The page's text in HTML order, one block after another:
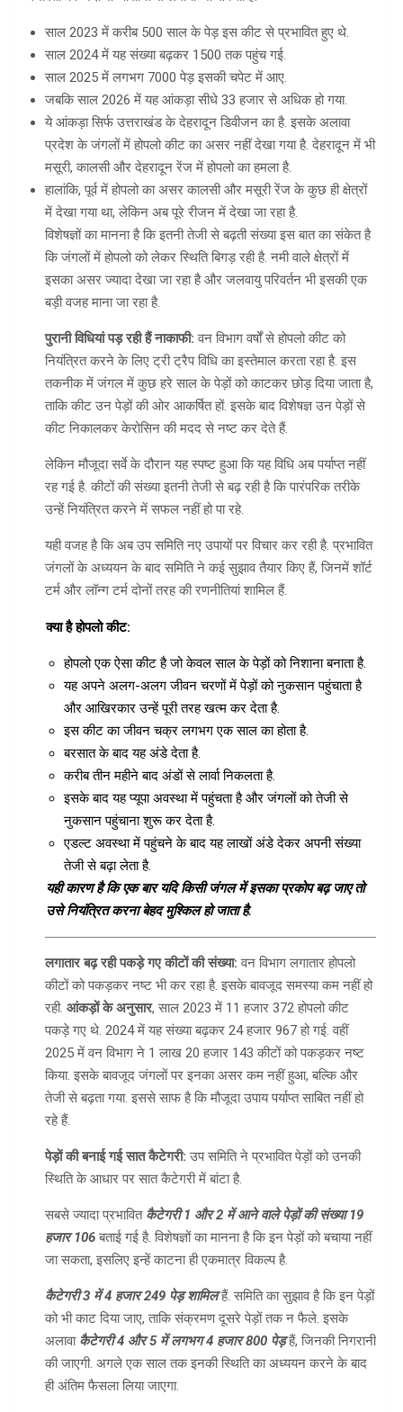
साल 2023 में करीब 500 साल के पेड़ इस कीट से प्रभावित हुए थे.
साल 2024 में यह संख्या बढ़कर 1500 तक पहुंच गई.
साल 2025 में लगभग 7000 पेड़ इसकी चपेट में आए.
जबकि साल 2026 में यह आंकड़ा सीधे 33 हजार से अधिक हो गया.
ये आंकड़ा सिर्फ उत्तराखंड के देहरादून डिवीजन का है. इसके अलावा
प्रदेश के जंगलों में होपलो कीट का असर नहीं देखा गया है. देहरादून में भी
मसूरी, कालसी और देहरादून रेंज में होपलो का हमला है.
हालांकि, पूर्व में होपलो का असर कालसी और मसूरी रेंज के कुछ ही क्षेत्रों
में देखा गया था, लेकिन अब पूरे रीजन में देखा जा रहा है.
विशेषज्ञों का मानना है कि इतनी तेजी से बढ़ती संख्या इस बात का संकेत है
कि जंगलों में होपलो को लेकर स्थिति बिगड़ रही है. नमी वाले क्षेत्रों में
इसका असर ज्यादा देखा जा रहा है और जलवायु परिवर्तन भी इसकी एक
बड़ी वजह माना जा रहा है.
पुरानी विधियां पड़ रही हैं नाकाफी:वन विभाग वर्षों से होपलो कीट को
नियंत्रित करने के लिए ट्री ट्रैप विधि का इस्तेमाल करता रहा है. इस
तकनीक में जंगल में कुछ हरे साल के पेड़ों को काटकर छोड़ दिया जाता है,
ताकि कीट उन पेड़ों की ओर आकर्षित हों. इसके बाद विशेषज्ञ उन पेड़ों से
कीट निकालकर केरोसिन की मदद से नष्ट कर देते हैं.
लेकिन मौजूदा सर्वे के दौरान यह स्पष्ट हुआ कि यह विधि अब पर्याप्त नहीं
रह गई है. कीटों की संख्या इतनी तेजी से बढ़ रही है कि पारंपरिक तरीके
उन्हें नियंत्रित करने में सफल नहीं हो पा रहे.
यही वजह है कि अब उप समिति नए उपायों पर विचार कर रही है. प्रभावित
जंगलों के अध्ययन के बाद समिति ने कई सुझाव तैयार किए हैं, जिनमें शॉर्ट
टर्म और लॉन्ग टर्म दोनों तरह की रणनीतियां शामिल हैं.
क्या है होपलो कीट:
होपलो एक ऐसा कीट है जो केवल साल के पेड़ों को निशाना बनाता है.
यह अपने अलग-अलग जीवन चरणों में पेड़ों को नुकसान पहुंचाता है
और आखिरकार उन्हें पूरी तरह खत्म कर देता है.
इस कीट का जीवन चक्र लगभग एक साल का होता है.
बरसात के बाद यह अंडे देता है.
करीब तीन महीने बाद अंडों से लार्वा निकलता है.
इसके बाद यह प्यूपा अवस्था में पहुंचता है और जंगलों को तेजी से
नुकसान पहुंचाना शुरू कर देता है.
एडल्ट अवस्था में पहुंचने के बाद यह लाखों अंडे देकर अपनी संख्या
तेजी से बढ़ा लेता है.
यही कारण है कि एक बार यदि किसी जंगल में इसका प्रकोप बढ़ जाए तो
उसे नियंत्रित करना बेहद मुश्किल हो जाता है.
लगातार बढ़ रही पकड़े गए कीटों की संख्या:वन विभाग लगातार होपलो
कीटों को पकड़कर नष्ट भी कर रहा है. इसके बावजूद समस्या कम नहीं हो
रही. आंकड़ों के अनुसार, साल 2023 में 11 हजार 372 होपलो कीट
पकड़े गए थे. 2024 में यह संख्या बढ़कर 24 हजार 967 हो गई. वहीं
2025 में वन विभाग ने 1 लाख 20 हजार 143 कीटों को पकड़कर नष्ट
किया. इसके बावजूद जंगलों पर इनका असर कम नहीं हुआ, बल्कि और
तेजी से बढ़ता गया. इससे साफ है कि मौजूदा उपाय पर्याप्त साबित नहीं हो
रहे हैं.
पेड़ों की बनाई गई सात कैटेगरी: उप समिति ने प्रभावित पेड़ों को उनकी
स्थिति के आधार पर सात कैटेगरी में बांटा है.
सबसे ज्यादा प्रभावित कैटेगरी 1 और 2 में आने वाले पेड़ों की संख्या 19
हजार 106बताई गई है. विशेषज्ञों का मानना है कि इन पेड़ों को बचाया नहीं
जा सकता, इसलिए इन्हें काटना ही एकमात्र विकल्प है.
कैटेगरी 3 में 4 हजार 249 पेड़ शामिलहैं. समिति का सुझाव है कि इन पेड़ों
को भी काट दिया जाए, ताकि संक्रमण दूसरे पेड़ों तक न फैले. इसके
अलावा कैटेगरी 4 और 5 में लगभग 4 हजार 800 पेड़हैं, जिनकी निगरानी
की जाएगी. अगले एक साल तक इनकी स्थिति का अध्ययन करने के बाद
ही अंतिम फैसला लिया जाएगा.